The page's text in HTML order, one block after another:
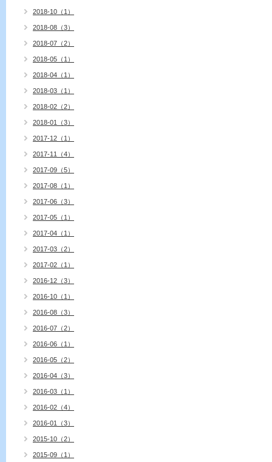
2018-10（1）
2018-08（3）
2018-07（2）
2018-05（1）
2018-04（1）
2018-03（1）
2018-02（2）
2018-01（3）
2017-12（1）
2017-11（4）
2017-09（5）
2017-08（1）
2017-06（3）
2017-05（1）
2017-04（1）
2017-03（2）
2017-02（1）
2016-12（3）
2016-10（1）
2016-08（3）
2016-07（2）
2016-06（1）
2016-05（2）
2016-04（3）
2016-03（1）
2016-02（4）
2016-01（3）
2015-10（2）
2015-09（1）